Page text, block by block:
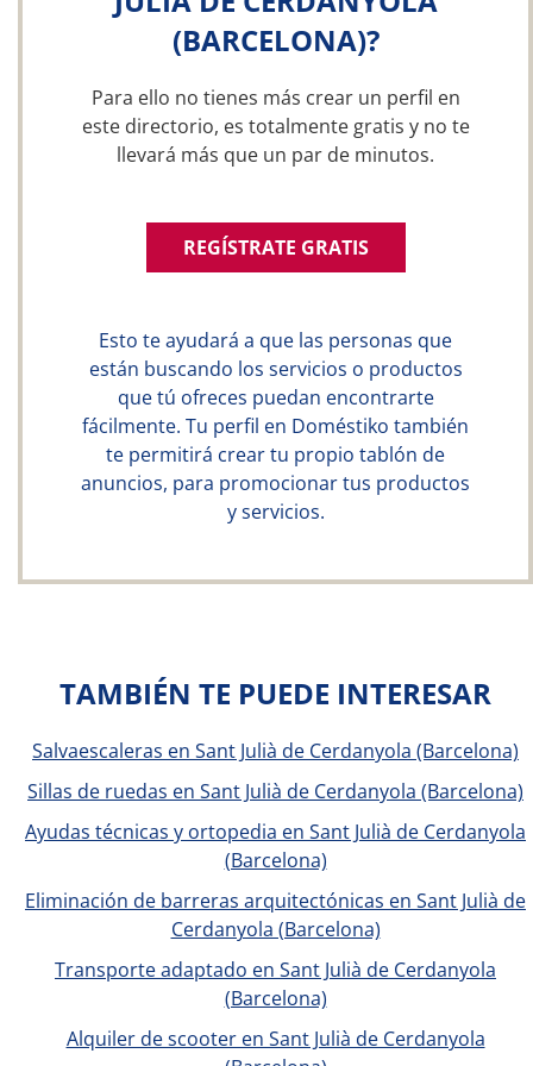
(BARCELONA)?
Para ello no tienes más crear un perfil en
este directorio, es totalmente gratis y no te
llevará más que un par de minutos.
REGÍSTRATE GRATIS
Esto te ayudará a que las personas que
están buscando los servicios o productos
que tú ofreces puedan encontrarte
fácilmente. Tu perfil en Doméstiko también
te permitirá crear tu propio tablón de
anuncios, para promocionar tus productos
y servicios.
TAMBIÉN TE PUEDE INTERESAR
Salvaescaleras en Sant Julià de Cerdanyola (Barcelona)
Sillas de ruedas en Sant Julià de Cerdanyola (Barcelona)
Ayudas técnicas y ortopedia en Sant Julià de Cerdanyola
(Barcelona)
Eliminación de barreras arquitectónicas en Sant Julià de
Cerdanyola (Barcelona)
Transporte adaptado en Sant Julià de Cerdanyola
(Barcelona)
Alquiler de scooter en Sant Julià de Cerdanyola